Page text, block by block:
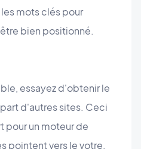
mots clés pour
bien positionné.
essayez d'obtenir le
d'autres sites. Ceci
pour un moteur de
pointent vers le votre,